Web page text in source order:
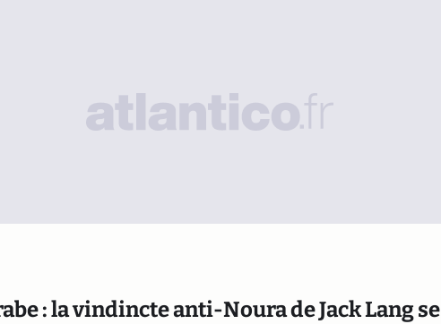
: la vindincte anti-Noura de Jack Lang se